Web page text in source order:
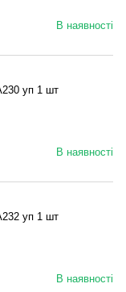
В наявності
уп 1 шт
В наявності
уп 1 шт
В наявності